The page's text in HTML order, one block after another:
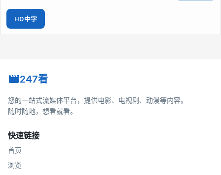
HD中字
247看
您的一站式流媒体平台，提供电影、电视剧、动漫等内容。
随时随地，想看就看。
快速链接
首页
浏览